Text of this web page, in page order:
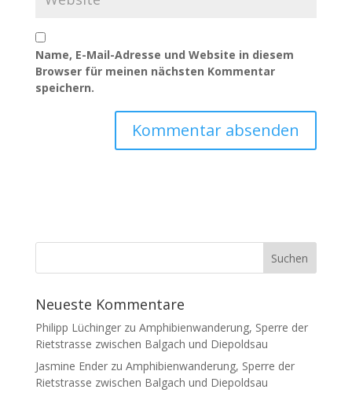
Name, E-Mail-Adresse und Website in diesem
Browser für meinen nächsten Kommentar
speichern.
Neueste Kommentare
Philipp Lüchingerzu Amphibienwanderung, Sperre der
Rietstrasse zwischen Balgach und Diepoldsau
Jasmine Enderzu Amphibienwanderung, Sperre der
Rietstrasse zwischen Balgach und Diepoldsau